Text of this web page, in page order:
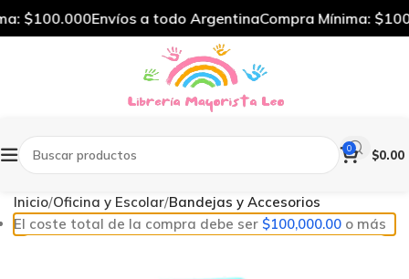
0 $0.00
Inicio Oficina y Escolar Bandejas y Accesorios
El coste total de la compra debe ser $100,000.00 o más
$100.000Envíos a todo ArgentinaCompra Mínima: